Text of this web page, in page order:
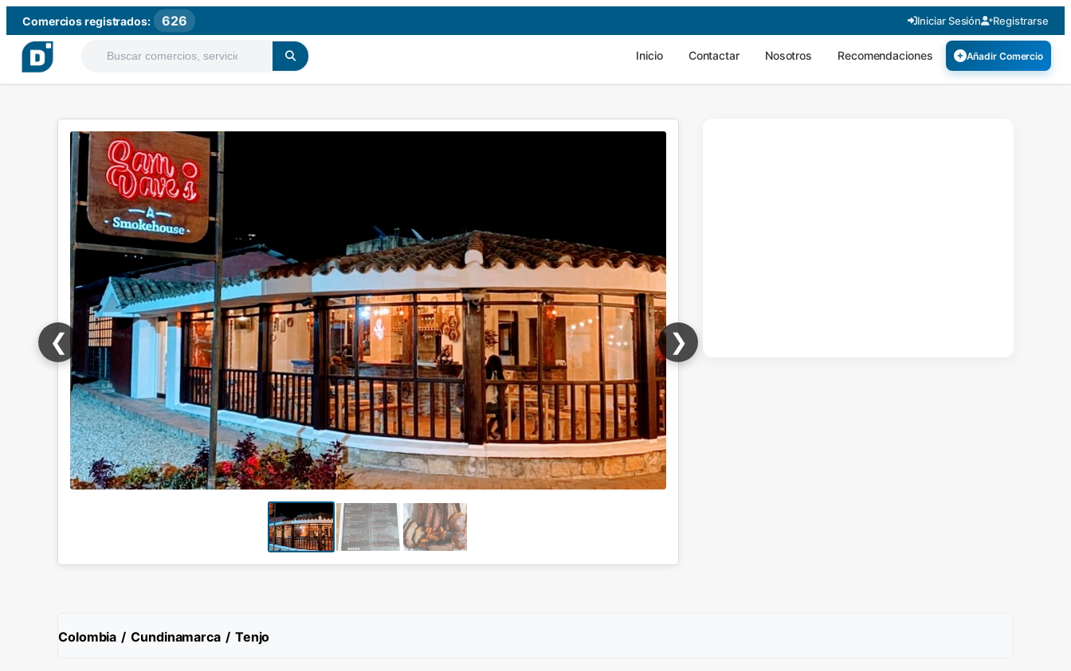
Comercios registrados: 626 Iniciar Sesión Registrarse
Inicio Contactar Nosotros Recomendaciones Añadir Comercio
❮ ❯
Colombia / Cundinamarca / Tenjo